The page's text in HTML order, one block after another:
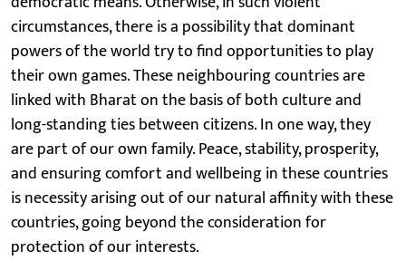
circumstances, there is a possibility that dominant
powers of the world try to find opportunities to play
their own games. These neighbouring countries are
linked with Bharat on the basis of both culture and
long-standing ties between citizens. In one way, they
are part of our own family. Peace, stability, prosperity,
and ensuring comfort and wellbeing in these countries
is necessity arising out of our natural affinity with these
countries, going beyond the consideration for
protection of our interests.